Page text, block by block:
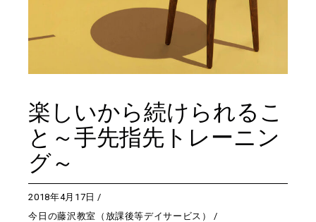
楽しいから続けられるこ
と～手先指先トレーニン
グ～
2018年4月17日
今日の藤沢教室（放課後等デイサービス）